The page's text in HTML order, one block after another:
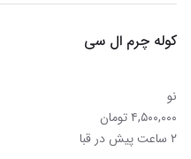
کوله چرم ال سی
نو
۴,۵۰۰,۰۰۰ تومان
۲ ساعت پیش در قبا